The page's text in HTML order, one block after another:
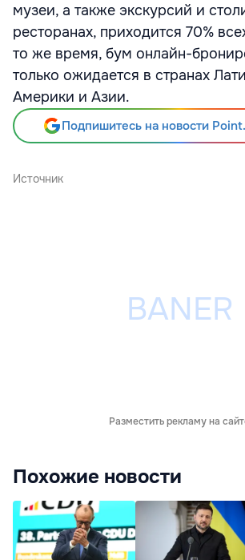
музеи, а также экскурсий и
ресторанах, приходится 70%
то же время, бум онлайн-
только ожидается в странах
Америки и Азии.
Подпишитесь на новости
Источник
Разместить рекламу на
Похожие новости